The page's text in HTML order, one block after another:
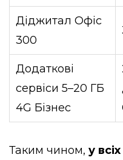
Діджитал Офіс
300
Додаткові
сервіси 5–20 ГБ
4G Бізнес
Таким чином, у